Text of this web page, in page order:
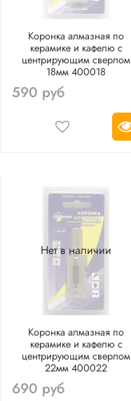
Коронка алмазная по
керамике и кафелю с
центрирующим сверлом
18мм 400018
590 руб
Нет в наличии
Коронка алмазная по
керамике и кафелю с
центрирующим сверлом
22мм 400022
690 руб